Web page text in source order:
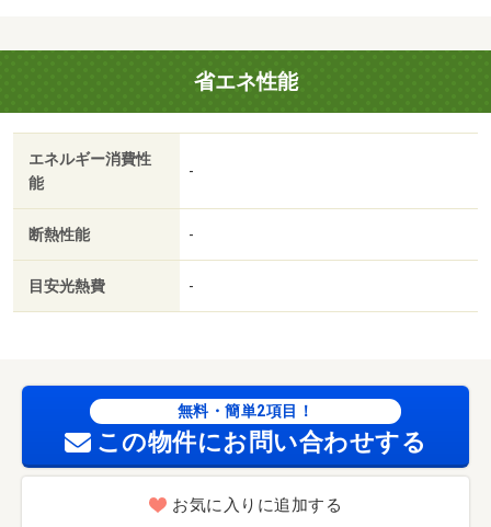
賃貸専門店です。地元密着な/クリーニング費用 90000円/
省エネ性能
エネルギー消費性
能
-
断熱性能 -
目安光熱費 -
無料・簡単2項目！
この物件にお問い合わせする
お気に入りに追加する